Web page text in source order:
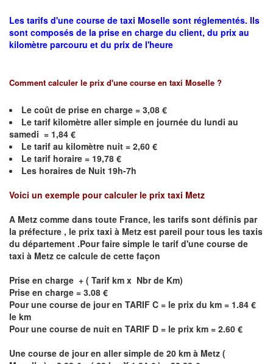
Les tarifs d'une course de taxi Moselle sont réglementés. Ils
sont composés de la prise en charge du client, du prix au
kilomètre parcouru et du prix de l'heure
Comment calculer le prix d'une course en taxi Moselle ?
Le coût de prise en charge = 3,08 €
Le tarif kilomètre aller simple en journée du lundi au
samedi = 1,84 €
Le tarif au kilomètre nuit = 2,60 €
Le tarif horaire = 19,78 €
Les horaires de Nuit 19h-7h
Voici un exemple pour calculer le prix taxi Metz
A Metz comme dans toute France, les tarifs sont définis par
la préfecture , le prix taxi à Metz est pareil pour tous les taxis
du département .Pour faire simple le tarif d'une course de
taxi à Metz ce calcule de cette façon
Prise en charge + ( Tarif km x Nbr de Km)
Prise en charge = 3.08 €
Pour une course de jour en TARIF C = le prix du km = 1.84 €
le km
Pour une course de nuit en TARIF D = le prix km = 2.60 €
Une course de jour en aller simple de 20 km à Metz (